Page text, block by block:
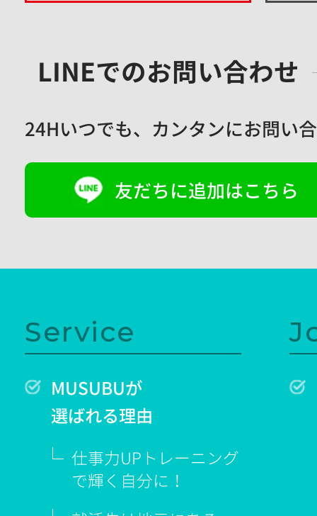
LINEでのお問い合わせ
24Hいつでも、 カンタンにお問い
友だちに追加はこちら
Service
MUSUBUが
選ばれる理由
仕事力UPトレーニング
で輝く 自分に！